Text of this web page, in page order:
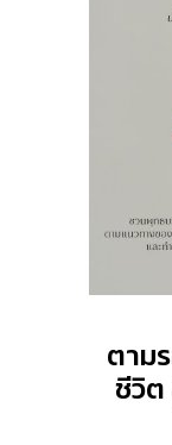
ตาม
ชีวิ